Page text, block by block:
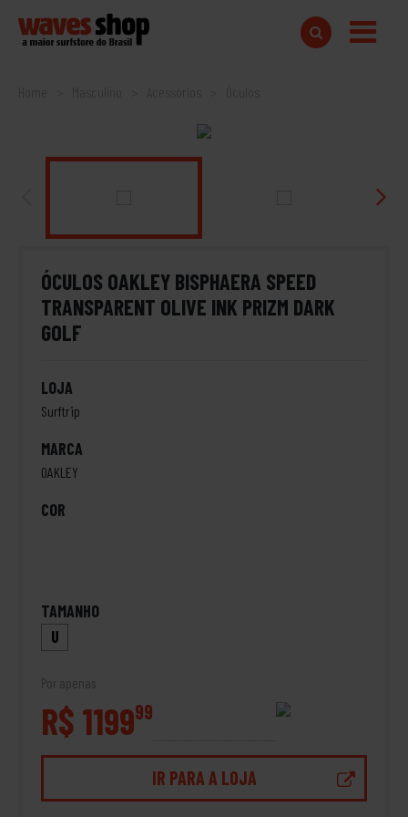
Home
ÓCULOS OAKLEY BISPHAERA SPEED
TRANSPARENT OLIVE INK PRIZM DARK
GOLF
LOJA
Surftrip
MARCA
OAKLEY
COR
TAMANHO
U
Por apenas
R$ 119999
IR PARA A LOJA